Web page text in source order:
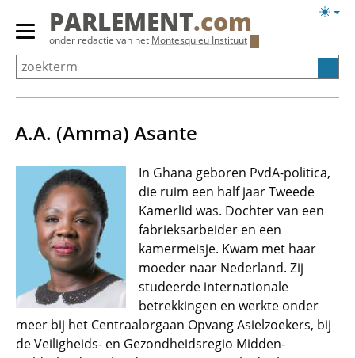
Overslaan
Primair
menu
tonen/verbergen
PARLEMENT.com
onder redactie van het Montesquieu Instituut
A.A. (Amma) Asante
In Ghana geboren PvdA-politica,
die ruim een half jaar Tweede
Kamerlid was. Dochter van een
fabrieksarbeider en een
kamermeisje. Kwam met haar
moeder naar Nederland. Zij
studeerde internationale
betrekkingen en werkte onder
meer bij het Centraalorgaan Opvang Asielzoekers, bij
de Veiligheids- en Gezondheidsregio Midden-